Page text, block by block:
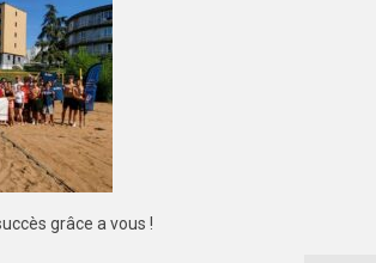
grâce a vous !